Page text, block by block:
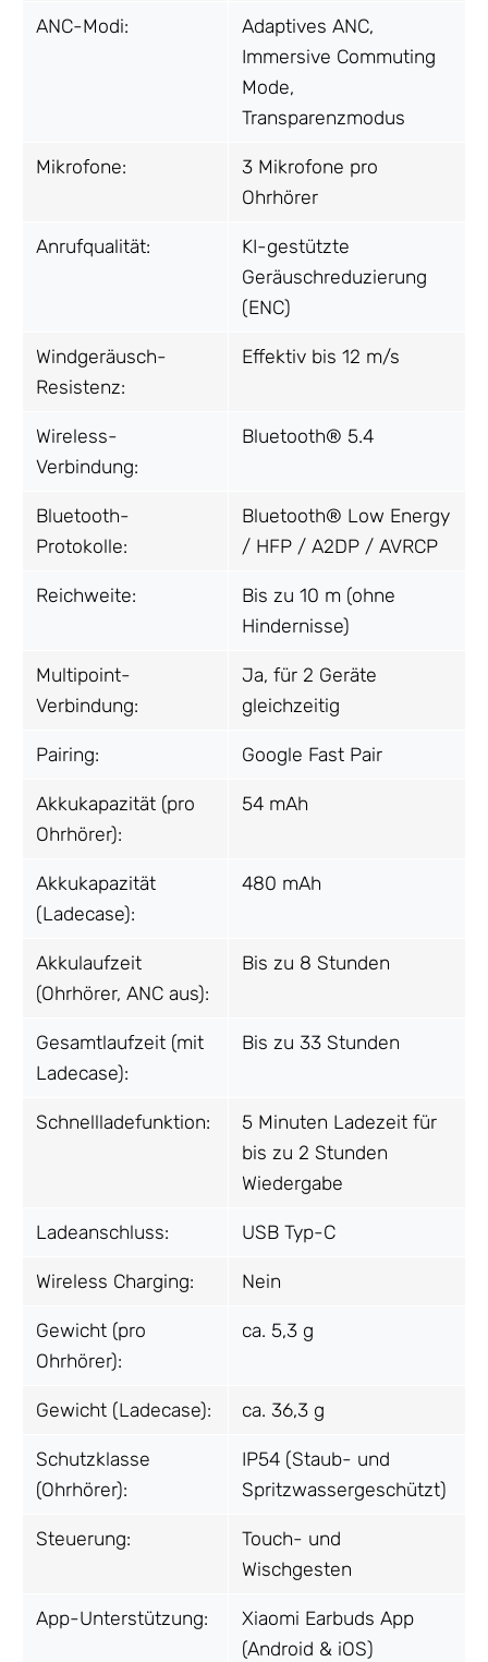
ANC-Modi:
Adaptives ANC,
Immersive Commuting
Mode,
Transparenzmodus
Mikrofone:
3 Mikrofone pro
Ohrhörer
Anrufqualität:
KI-gestützte
Geräuschreduzierung
(ENC)
Windgeräusch-
Resistenz:
Effektiv bis 12 m/s
Wireless-
Verbindung:
Bluetooth® 5.4
Bluetooth-
Protokolle:
Bluetooth® Low Energy
/ HFP / A2DP / AVRCP
Reichweite:
Bis zu 10 m (ohne
Hindernisse)
Multipoint-
Verbindung:
Ja, für 2 Geräte
gleichzeitig
Pairing: Google Fast Pair
Akkukapazität (pro
Ohrhörer):
54 mAh
Akkukapazität
(Ladecase):
480 mAh
Akkulaufzeit
(Ohrhörer, ANC aus):
Bis zu 8 Stunden
Gesamtlaufzeit (mit
Ladecase):
Bis zu 33 Stunden
Schnellladefunktion:
5 Minuten Ladezeit für
bis zu 2 Stunden
Wiedergabe
Ladeanschluss: USB Typ-C
Wireless Charging: Nein
Gewicht (pro
Ohrhörer):
ca. 5,3 g
Gewicht (Ladecase): ca. 36,3 g
Schutzklasse
(Ohrhörer):
IP54 (Staub- und
Spritzwassergeschützt)
Steuerung:
Touch- und
Wischgesten
App-Unterstützung:
Xiaomi Earbuds App
(Android & iOS)